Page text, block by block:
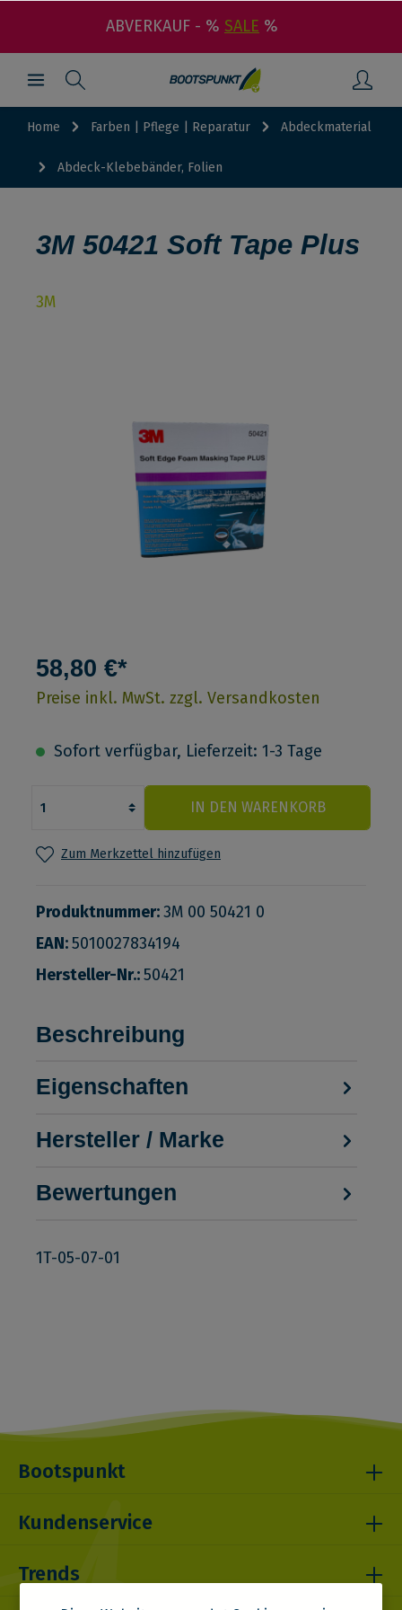
ABVERKAUF - % SALE %
Home Farben | Pflege | Reparatur Abdeckmaterial
Abdeck-Klebebänder, Folien
3M 50421 Soft Tape Plus
3M
58,80 €*
Preise inkl. MwSt. zzgl. Versandkosten
Sofort verfügbar, Lieferzeit: 1-3 Tage
IN DEN WARENKORB
Zum Merkzettel hinzufügen
Produktnummer:3M 00 50421 0
EAN:5010027834194
Hersteller-Nr.:50421
Beschreibung
Eigenschaften
Hersteller / Marke
Bewertungen
1T-05-07-01
Bootspunkt
Kundenservice
Trends